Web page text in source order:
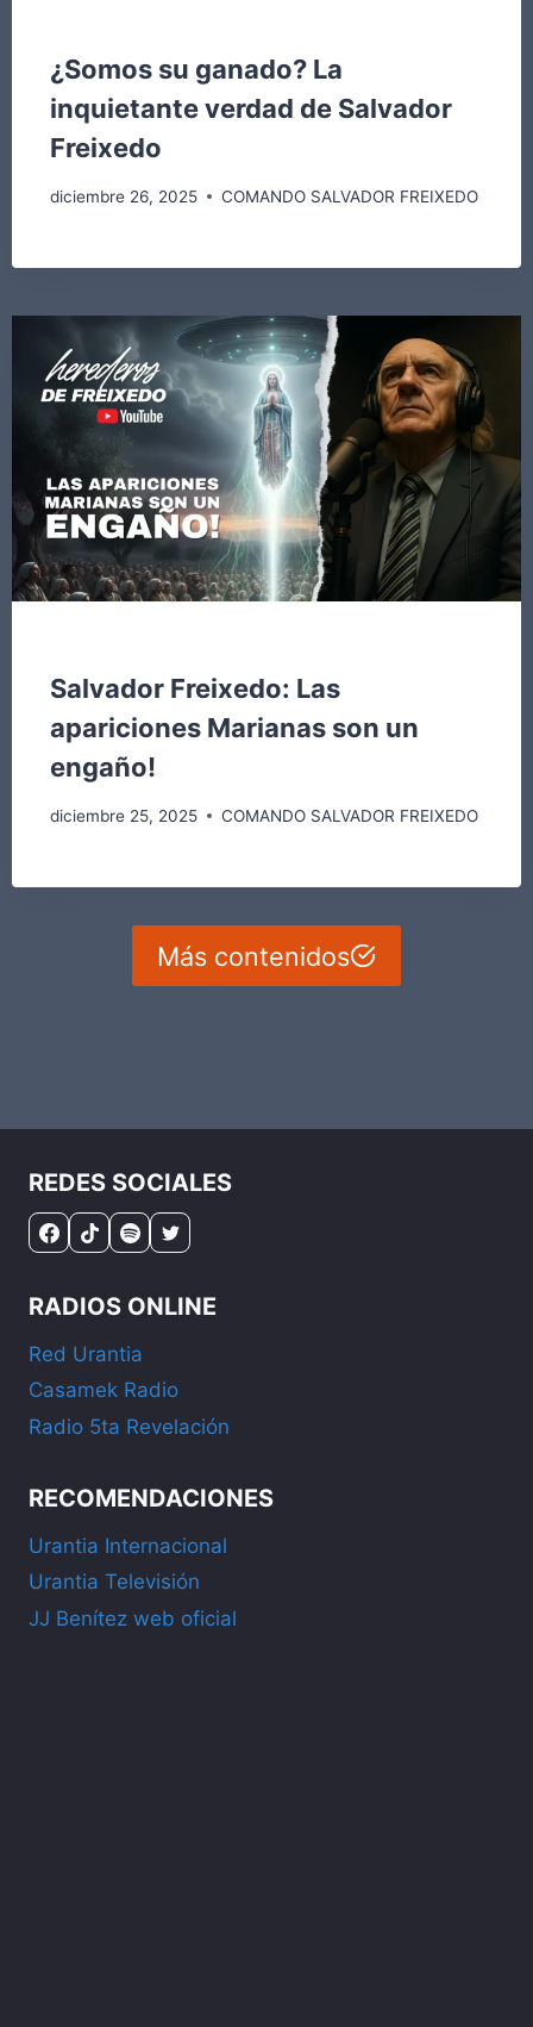
¿Somos su ganado? La
inquietante verdad de Salvador
Freixedo
diciembre 26, 2025 COMANDO SALVADOR FREIXEDO
Salvador Freixedo: Las
apariciones Marianas son un
engaño!
diciembre 25, 2025 COMANDO SALVADOR FREIXEDO
Más contenidos
REDES SOCIALES
RADIOS ONLINE
Red Urantia
Casamek Radio
Radio 5ta Revelación
RECOMENDACIONES
Urantia Internacional
Urantia Televisión
JJ Benítez web oficial